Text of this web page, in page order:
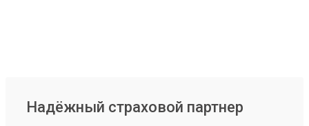
Надёжный страховой партнер